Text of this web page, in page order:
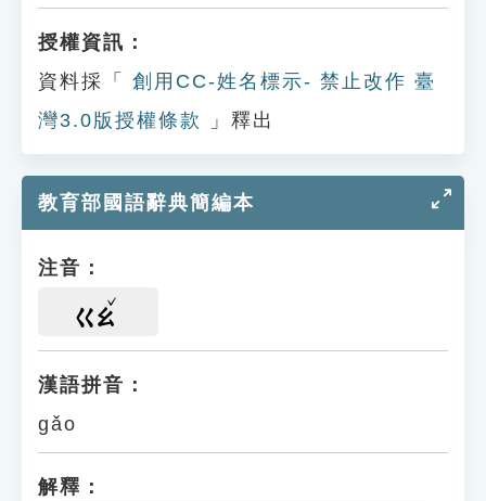
授權資訊：
資料採「
創用CC-姓名標示- 禁止改作 臺
灣3.0版授權條款
」釋出
教育部國語辭典簡編本
注音：
ㄍㄠ
漢語拼音：
gǎo
解釋：